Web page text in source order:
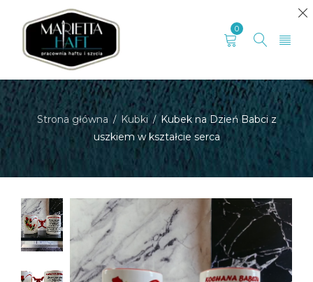
0
Strona główna / Kubki / Kubek na Dzień Babci z
uszkiem w kształcie serca